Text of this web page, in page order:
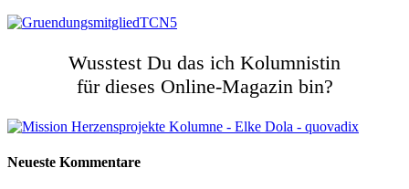
Wusstest Du das ich Kolumnistin
für dieses Online-Magazin bin?
Neueste Kommentare